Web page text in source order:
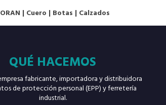
| Cuero | Botas | Calzados
QUÉ HACEMOS
fabricante, importadora y distribuidora
de protección personal (EPP) y ferretería
industrial.